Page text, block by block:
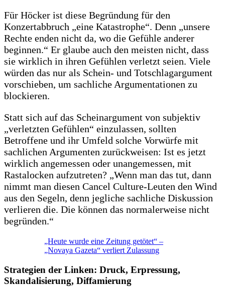
Für Höcker ist diese Begründung für den
Konzertabbruch „eine Katastrophe“. Denn „unsere
Rechte enden nicht da, wo die Gefühle anderer
beginnen.“ Er glaube auch den meisten nicht, dass
sie wirklich in ihren Gefühlen verletzt seien. Viele
würden das nur als Schein- und Totschlagargument
vorschieben, um sachliche Argumentationen zu
blockieren.
Statt sich auf das Scheinargument von subjektiv
„verletzten Gefühlen“ einzulassen, sollten
Betroffene und ihr Umfeld solche Vorwürfe mit
sachlichen Argumenten zurückweisen: Ist es jetzt
wirklich angemessen oder unangemessen, mit
Rastalocken aufzutreten? „Wenn man das tut, dann
nimmt man diesen Cancel Culture-Leuten den Wind
aus den Segeln, denn jegliche sachliche Diskussion
verlieren die. Die können das normalerweise nicht
begründen.“
„Heute wurde eine Zeitung getötet“ –
„Novaya Gazeta“ verliert Zulassung
Strategien der Linken: Druck, Erpressung,
Skandalisierung, Diffamierung